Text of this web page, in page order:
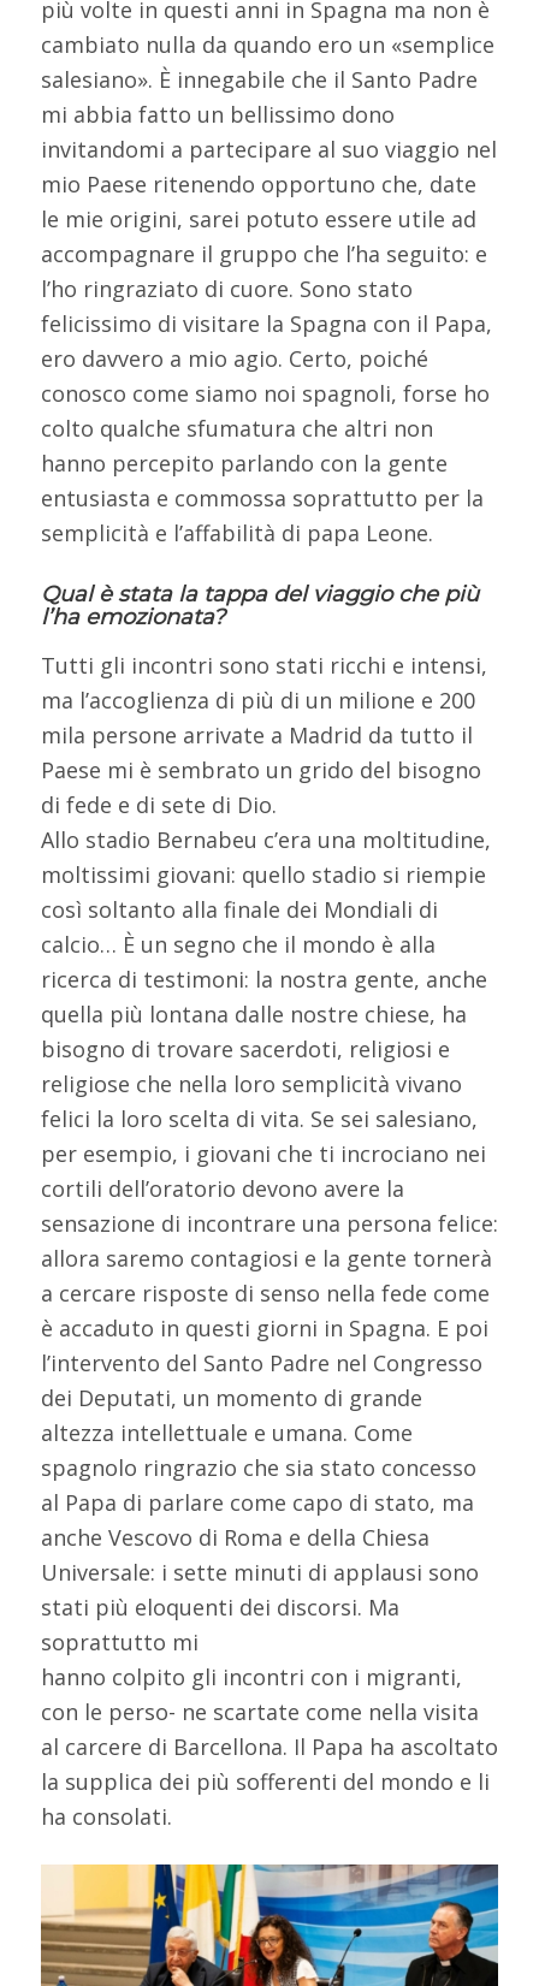
più volte in questi anni in Spagna ma non è
cambiato nulla da quando ero un «semplice
salesiano». È innegabile che il Santo Padre
mi abbia fatto un bellissimo dono
invitandomi a partecipare al suo viaggio nel
mio Paese ritenendo opportuno che, date
le mie origini, sarei potuto essere utile ad
accompagnare il gruppo che l’ha seguito: e
l’ho ringraziato di cuore. Sono stato
felicissimo di visitare la Spagna con il Papa,
ero davvero a mio agio. Certo, poiché
conosco come siamo noi spagnoli, forse ho
colto qualche sfumatura che altri non
hanno percepito parlando con la gente
entusiasta e commossa soprattutto per la
semplicità e l’affabilità di papa Leone.
Qual è stata la tappa del viaggio che più
l’ha emozionata?
Tutti gli incontri sono stati ricchi e intensi,
ma l’accoglienza di più di un milione e 200
mila persone arrivate a Madrid da tutto il
Paese mi è sembrato un grido del bisogno
di fede e di sete di Dio.
Allo stadio Bernabeu c’era una moltitudine,
moltissimi giovani: quello stadio si riempie
così soltanto alla finale dei Mondiali di
calcio… È un segno che il mondo è alla
ricerca di testimoni: la nostra gente, anche
quella più lontana dalle nostre chiese, ha
bisogno di trovare sacerdoti, religiosi e
religiose che nella loro semplicità vivano
felici la loro scelta di vita. Se sei salesiano,
per esempio, i giovani che ti incrociano nei
cortili dell’oratorio devono avere la
sensazione di incontrare una persona felice:
allora saremo contagiosi e la gente tornerà
a cercare risposte di senso nella fede come
è accaduto in questi giorni in Spagna. E poi
l’intervento del Santo Padre nel Congresso
dei Deputati, un momento di grande
altezza intellettuale e umana. Come
spagnolo ringrazio che sia stato concesso
al Papa di parlare come capo di stato, ma
anche Vescovo di Roma e della Chiesa
Universale: i sette minuti di applausi sono
stati più eloquenti dei discorsi. Ma
soprattutto mi
hanno colpito gli incontri con i migranti,
con le perso- ne scartate come nella visita
al carcere di Barcellona. Il Papa ha ascoltato
la supplica dei più sofferenti del mondo e li
ha consolati.